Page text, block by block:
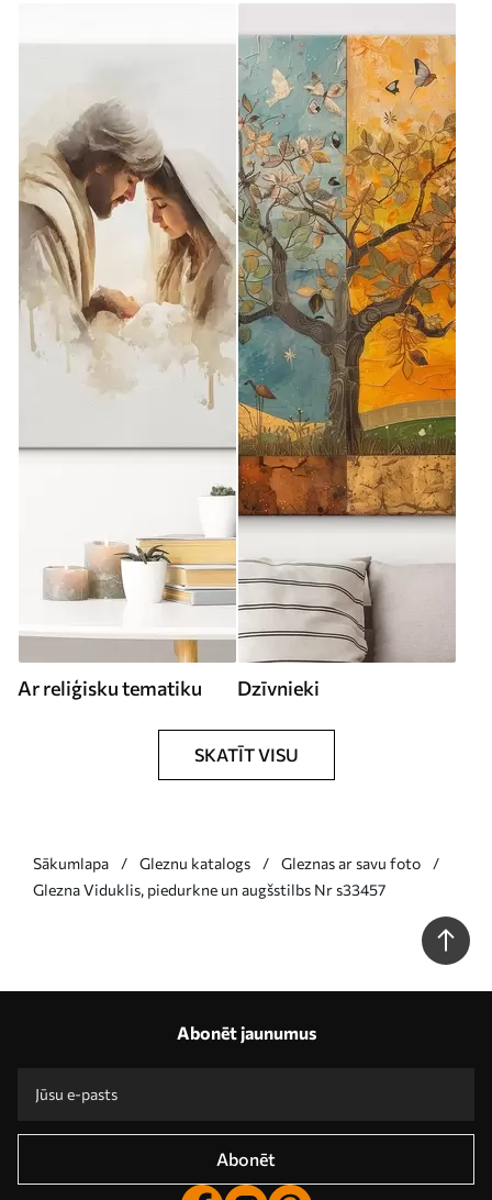
Ar reliģisku tematiku Dzīvnieki
SKATĪT VISU
Sākumlapa Gleznu katalogs
Gleznas ar savu foto
Glezna Viduklis, piedurkne un augšstilbs Nr s33457
Abonēt jaunumus
Abonēt